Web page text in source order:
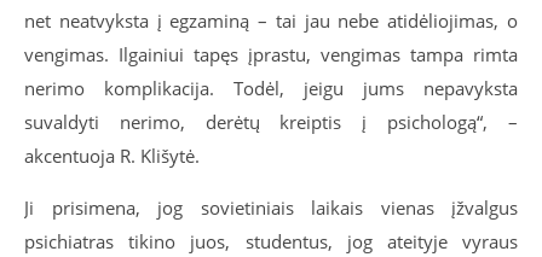
net neatvyksta į egzaminą – tai jau nebe atidėliojimas, o
vengimas. Ilgainiui tapęs įprastu, vengimas tampa rimta
nerimo komplikacija. Todėl, jeigu jums nepavyksta
suvaldyti nerimo, derėtų kreiptis į psichologą“, –
akcentuoja R. Klišytė.
Ji prisimena, jog sovietiniais laikais vienas įžvalgus
psichiatras tikino juos, studentus, jog ateityje vyraus